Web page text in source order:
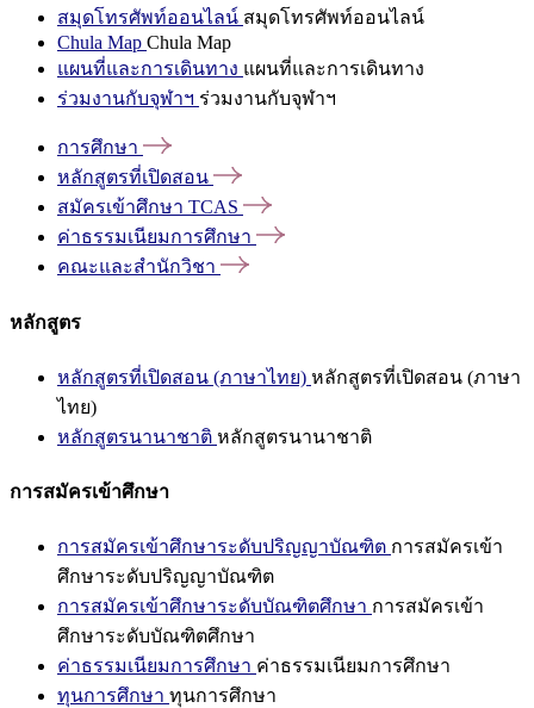
สมุดโทรศัพท์ออนไลน์ สมุดโทรศัพท์ออนไลน์
Chula Map Chula Map
แผนที่และการเดินทาง แผนที่และการเดินทาง
ร่วมงานกับจุฬาฯ ร่วมงานกับจุฬาฯ
การศึกษา
หลักสูตรที่เปิดสอน
สมัครเข้าศึกษา TCAS
ค่าธรรมเนียมการศึกษา
คณะและสำนักวิชา
หลักสูตร
หลักสูตรที่เปิดสอน (ภาษาไทย) หลักสูตรที่เปิดสอน (ภาษา
ไทย)
หลักสูตรนานาชาติ หลักสูตรนานาชาติ
การสมัครเข้าศึกษา
การสมัครเข้าศึกษาระดับปริญญาบัณฑิต การสมัครเข้า
ศึกษาระดับปริญญาบัณฑิต
การสมัครเข้าศึกษาระดับบัณฑิตศึกษา การสมัครเข้า
ศึกษาระดับบัณฑิตศึกษา
ค่าธรรมเนียมการศึกษา ค่าธรรมเนียมการศึกษา
ทุนการศึกษา ทุนการศึกษา